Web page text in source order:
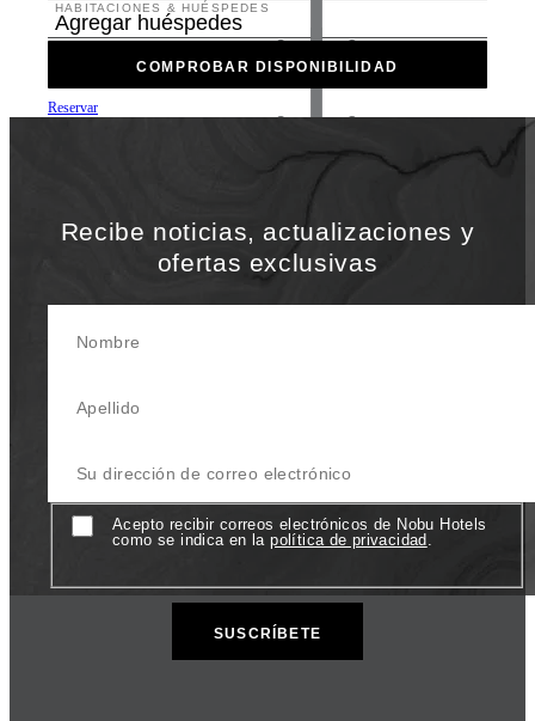
HABITACIONES & HUÉSPEDES
Agregar huéspedes
COMPROBAR DISPONIBILIDAD
Reservar
Recibe noticias, actualizaciones y
ofertas exclusivas
Consentimiento
Acepto recibir correos electrónicos de Nobu Hotels
como se indica en lapolítica de privacidad .